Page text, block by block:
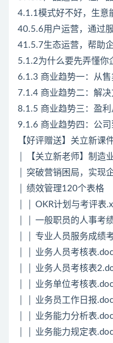
4.1.1模式好不好，生意
40.5.6用户运营，通过
41.5.7生态运营，帮助
5.1.2为什么要先弄懂你
6.1.3 商业趋势一：从
7.1.4 商业趋势二：解
8.1.5 商业趋势三：盈
9.1.6 商业趋势四：公
【好评赠送】关立新课
│ 【关立新老师】制造
│ 突破营销困局，实现
│ 绩效管理120个表格
│ │ OKR计划与考评表
│ │ 一般职员的人事考
│ │ 专业人员服务成绩
│ │ 业务人员考核表.doc
│ │ 业务人员考核表
│ │ 业务单位考核表.doc
│ │ 业务员工作日报.doc
│ │ 业务能力分析表.doc
│ │ 业务能力规定表.doc